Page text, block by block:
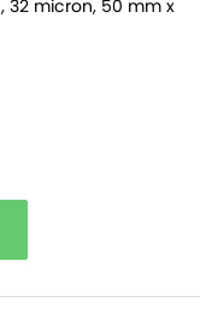
sluiting.
recyclebaar.
32 micron, 50 mm x